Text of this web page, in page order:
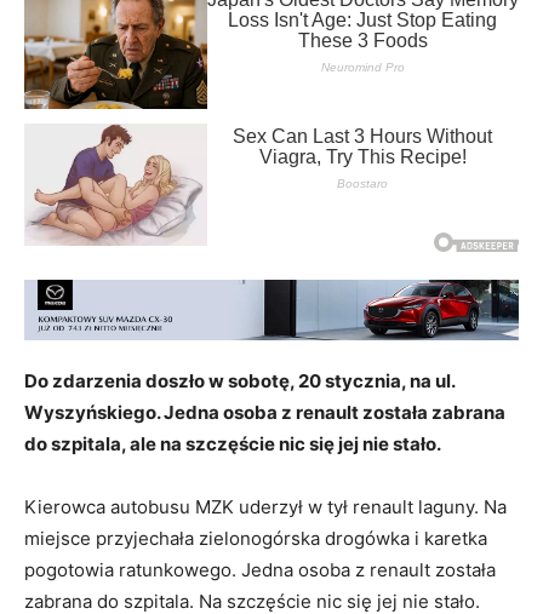
Do zdarzenia doszło w sobotę, 20 stycznia, na ul.
Wyszyńskiego. Jedna osoba z renault została zabrana
do szpitala, ale na szczęście nic się jej nie stało.
Kierowca autobusu MZK uderzył w tył renault laguny. Na
miejsce przyjechała zielonogórska drogówka i karetka
pogotowia ratunkowego. Jedna osoba z renault została
zabrana do szpitala. Na szczęście nic się jej nie stało.